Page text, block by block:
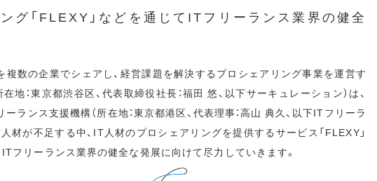
グ「FLEXY」などを通じてITフリーランス業界の健全
数の企業でシェアし、経営課題を解決するプロシェアリング事業を運営す
地：東京都渋谷区、代表取締役社長：福田 悠、以下サーキュレーション）は、
ランス支援機構（所在地：東京都港区、代表理事：高山 典久、以下ITフリーラ
材が不足する中、IT人材のプロシェアリングを提供するサービス「FLEXY」
フリーランス業界の健全な発展に向けて尽力していきます。